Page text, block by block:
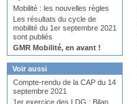
Mobilité : les nouvelles règles
Les résultats du cycle de
mobilité du 1er septembre 2021
sont publiés
GMR Mobilité, en avant !
Voir aussi
Compte-rendu de la CAP du 14
septembre 2021
1er exercice des LDG : Bilan